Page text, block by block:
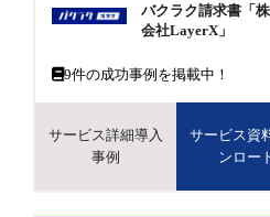
バクラク請求書「
会社LayerX」
9件の成功事例を掲載中！
サービス詳細導入
事例
サービス資
ンロー